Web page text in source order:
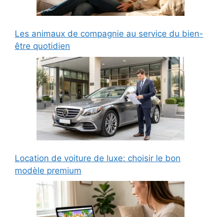
Les animaux de compagnie au service du bien-
être quotidien
Location de voiture de luxe: choisir le bon
modèle premium